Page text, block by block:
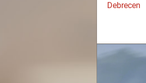
Debrecen